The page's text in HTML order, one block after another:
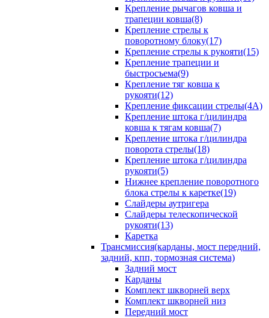
Крепление рычагов ковша и
трапеции ковша(8)
Крепление стрелы к
поворотному блоку(17)
Крепление стрелы к рукояти(15)
Крепление трапеции и
быстросъема(9)
Крепление тяг ковша к
рукояти(12)
Крепление фиксации стрелы(4A)
Крепление штока г/цилиндра
ковша к тягам ковша(7)
Крепление штока г/цилиндра
поворота стрелы(18)
Крепление штока г/цилиндра
рукояти(5)
Нижнее крепление поворотного
блока стрелы к каретке(19)
Слайдеры аутригера
Слайдеры телескопической
рукояти(13)
Каретка
Трансмиссия(карданы, мост передний,
задний, кпп, тормозная система)
Задний мост
Карданы
Комплект шкворней верх
Комплект шкворней низ
Передний мост